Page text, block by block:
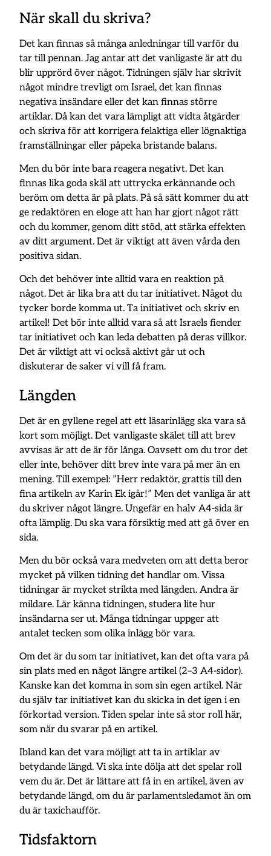
När skall du skriva?
Det kan finnas så många anledningar till varför du
tar till pennan. Jag antar att det vanligaste är att du
blir upprörd över något. Tidningen själv har skrivit
något mindre trevligt om Israel, det kan finnas
negativa insändare eller det kan finnas större
artiklar. Då kan det vara lämpligt att vidta åtgärder
och skriva för att korrigera felaktiga eller lögnaktiga
framställningar eller påpeka bristande balans.
Men du bör inte bara reagera negativt. Det kan
finnas lika goda skäl att uttrycka erkännande och
beröm om detta är på plats. På så sätt kommer du att
ge redaktören en eloge att han har gjort något rätt
och du kommer, genom ditt stöd, att stärka effekten
av ditt argument. Det är viktigt att även vårda den
positiva sidan.
Och det behöver inte alltid vara en reaktion på
något. Det är lika bra att du tar initiativet. Något du
tycker borde komma ut. Ta initiativet och skriv en
artikel! Det bör inte alltid vara så att Israels fiender
tar initiativet och kan leda debatten på deras villkor.
Det är viktigt att vi också aktivt går ut och
diskuterar de saker vi vill få fram.
Längden
Det är en gyllene regel att ett läsarinlägg ska vara så
kort som möjligt. Det vanligaste skälet till att brev
avvisas är att de är för långa. Oavsett om du tror det
eller inte, behöver ditt brev inte vara på mer än en
mening. Till exempel: ”Herr redaktör, grattis till den
fina artikeln av Karin Ek igår!” Men det vanliga är att
du skriver något längre. Ungefär en halv A4-sida är
ofta lämplig. Du ska vara försiktig med att gå över en
sida.
Men du bör också vara medveten om att detta beror
mycket på vilken tidning det handlar om. Vissa
tidningar är mycket strikta med längden. Andra är
mildare. Lär känna tidningen, studera lite hur
insändarna ser ut. Många tidningar uppger att
antalet tecken som olika inlägg bör vara.
Om det är du som tar initiativet, kan det ofta vara på
sin plats med en något längre artikel (2–3 A4-sidor).
Kanske kan det komma in som sin egen artikel. När
du själv tar initiativet kan du skicka in det igen i en
förkortad version. Tiden spelar inte så stor roll här,
som när du svarar på en artikel.
Ibland kan det vara möjligt att ta in artiklar av
betydande längd. Vi ska inte dölja att det spelar roll
vem du är. Det är lättare att få in en artikel, även av
betydande längd, om du är parlamentsledamot än om
du är taxichaufför.
Tidsfaktorn